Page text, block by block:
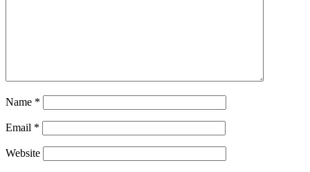
Name *
Email *
Website